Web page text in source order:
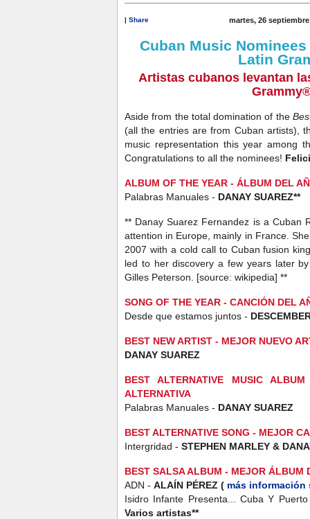
| Share martes, 26 septiembre
Cuban Music
Latin
Artistas cubanos levantan
Aside from the total domination of the
(all the entries are from Cuban artists),
music representation this year among
Congratulations to all the nominees!
ALBUM OF THE YEAR - ÁLBUM DEL
Palabras Manuales - DANAY SUAREZ**
** Danay Suarez Fernandez is a Cuban
attention in Europe, mainly in France.
2007 with a cold call to Cuban fusion
led to her discovery a few years later
Gilles Peterson. [source: wikipedia] **
SONG OF THE YEAR - CANCIÓN DEL
Desde que estamos juntos -
BEST NEW ARTIST - MEJOR NUEVO
DANAY SUAREZ
BEST ALTERNATIVE MUSIC
ALTERNATIVA
Palabras Manuales - DANAY SUAREZ
BEST ALTERNATIVE SONG - MEJOR
Intergridad - STEPHEN MARLEY &
BEST SALSA ALBUM - MEJOR ÁLBUM
ADN - ALAÍN PÉREZ ( más
Isidro Infante Presenta... Cuba Y
Varios artistas**